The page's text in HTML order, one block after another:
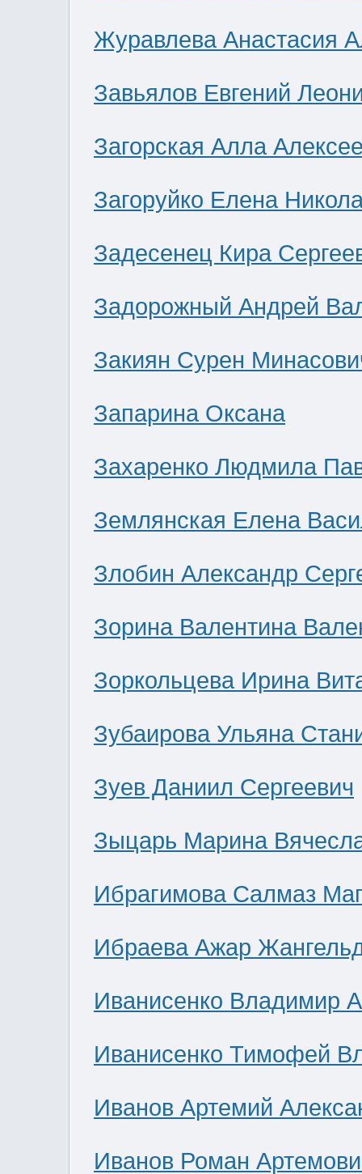
Журавлева Анастасия
Завьялов Евгений
Загорская Алла
Загоруйко Елена
Задесенец Кира
Задорожный Андрей
Закиян Сурен
Запарина Оксана
Захаренко Людмила
Землянская Елена
Злобин Александр
Зорина Валентина
Зоркольцева Ирина
Зубаирова Ульяна
Зуев Даниил Сергеевич
Зыцарь Марина
Ибрагимова Салмаз
Ибраева Ажар
Иванисенко Владимир
Иванисенко Тимофей
Иванов Артемий
Иванов Роман